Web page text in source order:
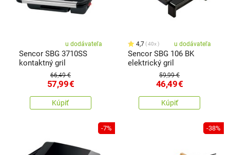
u dodávateľa
Sencor SBG 3710SS
kontaktný gril
66,49 €
57,99€
Kúpiť
4,7 40x u dodávateľa
Sencor SBG 106 BK
elektrický gril
59,99 €
46,49€
Kúpiť
-7% -38%